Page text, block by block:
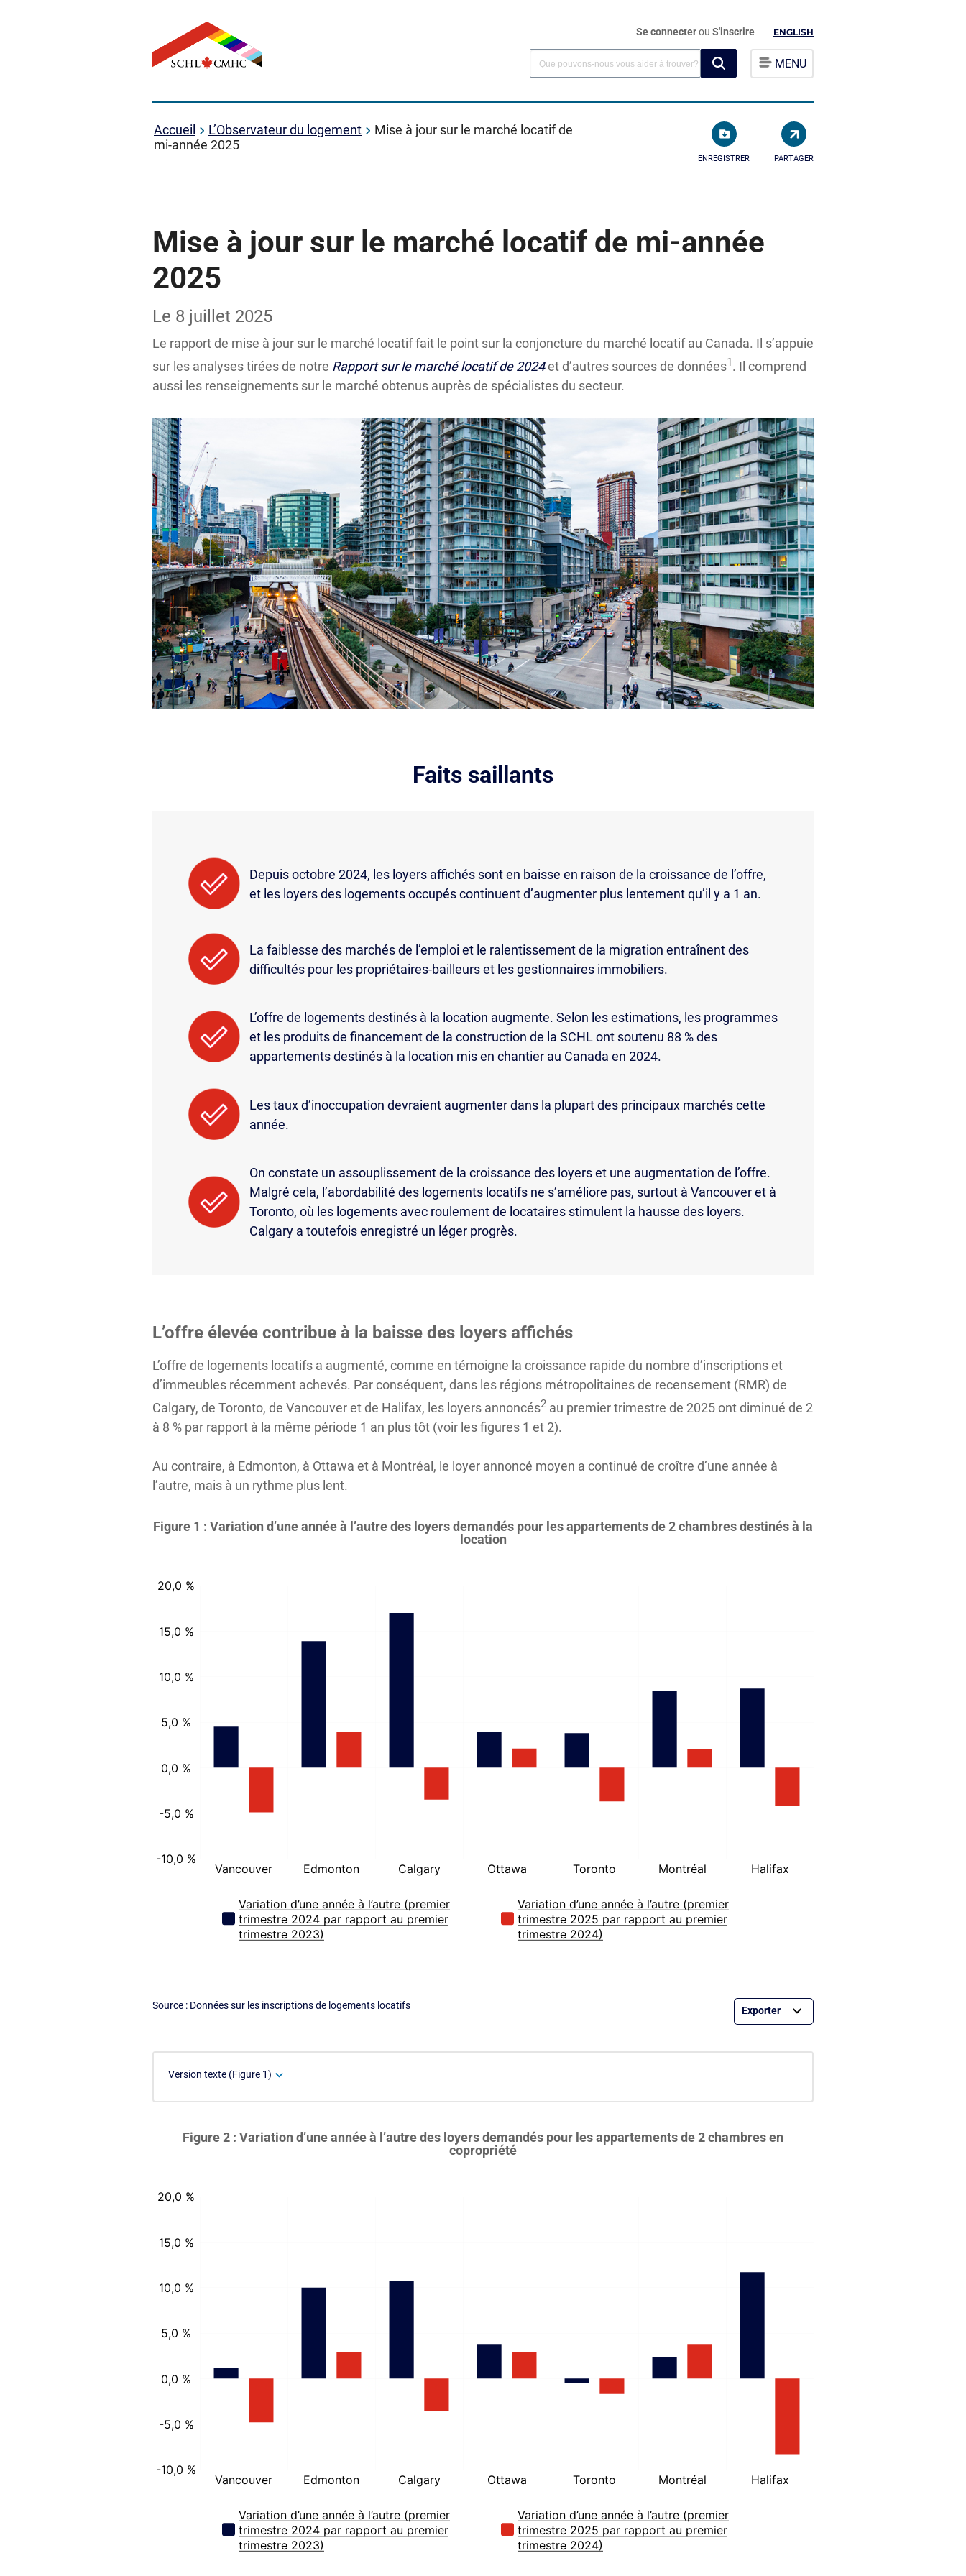
Se connecterou S'inscrire ENGLISH
MENU
Accueil L’Observateur du logement
Mise à jour sur le marché locatif de
mi-année 2025
ENREGISTRER PARTAGER
Mise à jour sur le marché locatif de mi-année
2025
Le 8 juillet 2025
Le rapport de mise à jour sur le marché locatif fait le point sur la conjoncture du marché locatif au Canada. Il s’appuie
sur les analyses tirées de notre Rapport sur le marché locatif de 2024et d’autres sources de données1. Il comprend
aussi les renseignements sur le marché obtenus auprès de spécialistes du secteur.
Faits saillants
Depuis octobre 2024, les loyers affichés sont en baisse en raison de la croissance de l’offre,
et les loyers des logements occupés continuent d’augmenter plus lentement qu’il y a 1 an.
La faiblesse des marchés de l’emploi et le ralentissement de la migration entraînent des
difficultés pour les propriétaires-bailleurs et les gestionnaires immobiliers.
L’offre de logements destinés à la location augmente. Selon les estimations, les programmes
et les produits de financement de la construction de la SCHL ont soutenu 88 % des
appartements destinés à la location mis en chantier au Canada en 2024.
Les taux d’inoccupation devraient augmenter dans la plupart des principaux marchés cette
année.
On constate un assouplissement de la croissance des loyers et une augmentation de l’offre.
Malgré cela, l’abordabilité des logements locatifs ne s’améliore pas, surtout à Vancouver et à
Toronto, où les logements avec roulement de locataires stimulent la hausse des loyers.
Calgary a toutefois enregistré un léger progrès.
L’offre élevée contribue à la baisse des loyers affichés
L’offre de logements locatifs a augmenté, comme en témoigne la croissance rapide du nombre d’inscriptions et
d’immeubles récemment achevés. Par conséquent, dans les régions métropolitaines de recensement (RMR) de
Calgary, de Toronto, de Vancouver et de Halifax, les loyers annoncés2 au premier trimestre de 2025 ont diminué de 2
à 8 % par rapport à la même période 1 an plus tôt (voir les figures 1 et 2).
Au contraire, à Edmonton, à Ottawa et à Montréal, le loyer annoncé moyen a continué de croître d’une année à
l’autre, mais à un rythme plus lent.
Figure 1 : Variation d’une année à l’autre des loyers demandés pour les appartements de 2 chambres destinés à la
location
Source : Données sur les inscriptions de logements locatifs
Version texte (Figure 1)
Figure 2 : Variation d’une année à l’autre des loyers demandés pour les appartements de 2 chambres en
copropriété